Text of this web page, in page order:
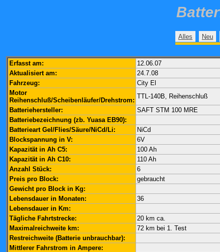
Alles Neu
Erfasst am:
12.06.07
Aktualisiert am:
24.7.08
Fahrzeug:
City El
Motor
Reihenschluß/Scheibenläufer/Drehstrom:
TTL-140B, Reihenschluß
Batteriehersteller:
SAFT STM 100 MRE
Batteriebezeichnung (zb. Yuasa EB90):
Batterieart Gel/Flies/Säure/NiCd/Li:
NiCd
Blockspannung in V:
6V
Kapazität in Ah C5:
100 Ah
Kapazität in Ah C10:
110 Ah
Anzahl Stück:
6
Preis pro Block:
gebraucht
Gewicht pro Block in Kg:
Lebensdauer in Monaten:
36
Lebensdauer in Km:
Tägliche Fahrtstrecke:
20 km ca.
Maximalreichweite km:
72 km bei 1. Test
Restreichweite (Batterie unbrauchbar):
Mittlerer Fahrstrom in Ampere: